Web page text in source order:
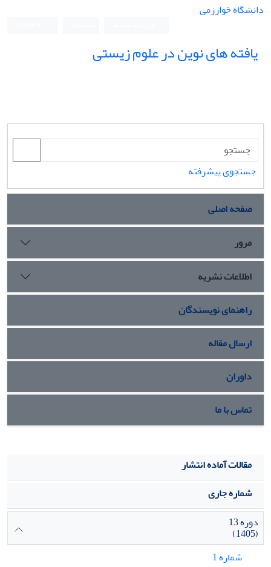
دانشگاه خوارزمی
یافته های نوین در علوم زیستی
جستجوی پیشرفته
صفحه اصلی
مرور
اطلاعات نشریه
راهنمای نویسندگان
ارسال مقاله
داوران
تماس با ما
مقالات آماده انتشار
شماره جاری
دوره 13
(1405)
شماره 1